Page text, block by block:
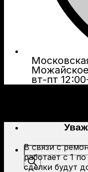
вт-пт
Поиск
товаров
В связи с
работает с 1
сделки будут